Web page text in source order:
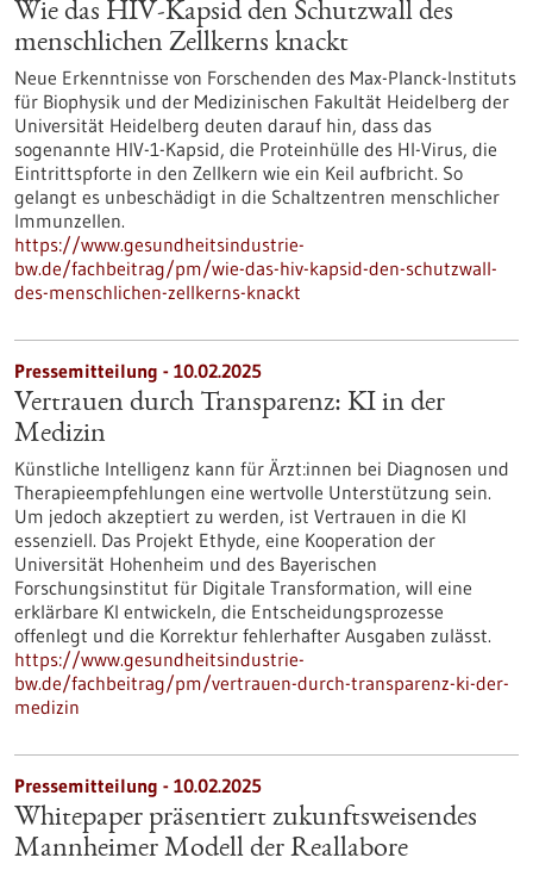
Wie das HIV-Kapsid den Schutzwall des
menschlichen Zellkerns knackt
Neue Erkenntnisse von Forschenden des Max-Planck-Instituts
für Biophysik und der Medizinischen Fakultät Heidelberg der
Universität Heidelberg deuten darauf hin, dass das
sogenannte HIV-1-Kapsid, die Proteinhülle des HI-Virus, die
Eintrittspforte in den Zellkern wie ein Keil aufbricht. So
gelangt es unbeschädigt in die Schaltzentren menschlicher
Immunzellen.
https://www.gesundheitsindustrie-
bw.de/fachbeitrag/pm/wie-das-hiv-kapsid-den-schutzwall-
des-menschlichen-zellkerns-knackt
Pressemitteilung - 10.02.2025
Vertrauen durch Transparenz: KI in der
Medizin
Künstliche Intelligenz kann für Ärzt:innen bei Diagnosen und
Therapieempfehlungen eine wertvolle Unterstützung sein.
Um jedoch akzeptiert zu werden, ist Vertrauen in die KI
essenziell. Das Projekt Ethyde, eine Kooperation der
Universität Hohenheim und des Bayerischen
Forschungsinstitut für Digitale Transformation, will eine
erklärbare KI entwickeln, die Entscheidungsprozesse
offenlegt und die Korrektur fehlerhafter Ausgaben zulässt.
https://www.gesundheitsindustrie-
bw.de/fachbeitrag/pm/vertrauen-durch-transparenz-ki-der-
medizin
Pressemitteilung - 10.02.2025
Whitepaper präsentiert zukunftsweisendes
Mannheimer Modell der Reallabore